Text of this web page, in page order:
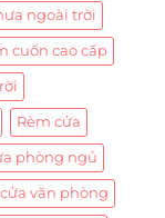
ngoài trời
cuốn cao cấp
Rèm cửa
phòng ngủ
văn phòng